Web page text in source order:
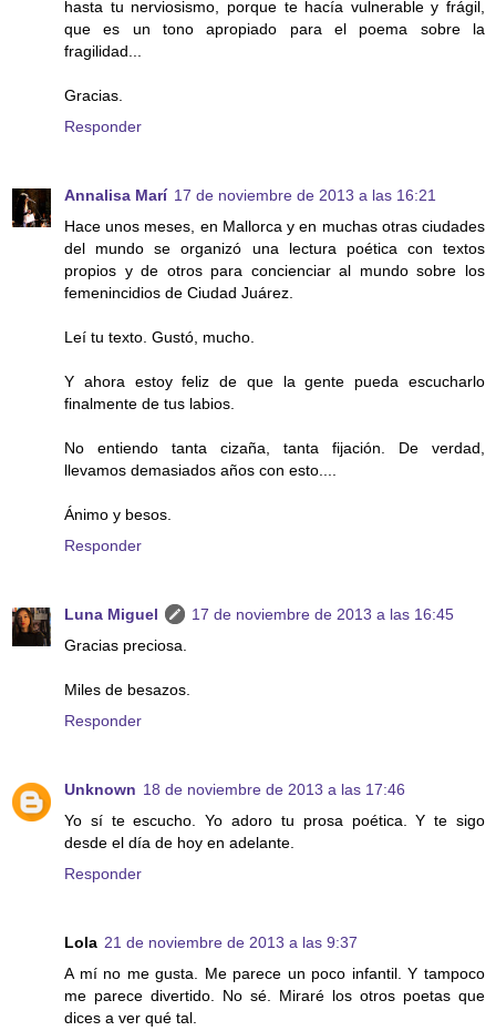
hasta tu nerviosismo, porque te hacía vulnerable y frágil,
que es un tono apropiado para el poema sobre la
fragilidad...
Gracias.
Responder
Annalisa Marí 17 de noviembre de 2013 a las 16:21
Hace unos meses, en Mallorca y en muchas otras ciudades
del mundo se organizó una lectura poética con textos
propios y de otros para concienciar al mundo sobre los
femenincidios de Ciudad Juárez.
Leí tu texto. Gustó, mucho.
Y ahora estoy feliz de que la gente pueda escucharlo
finalmente de tus labios.
No entiendo tanta cizaña, tanta fijación. De verdad,
llevamos demasiados años con esto....
Ánimo y besos.
Responder
Luna Miguel
17 de noviembre de 2013 a las 16:45
Gracias preciosa.
Miles de besazos.
Responder
Unknown 18 de noviembre de 2013 a las 17:46
Yo sí te escucho. Yo adoro tu prosa poética. Y te sigo
desde el día de hoy en adelante.
Responder
Lola 21 de noviembre de 2013 a las 9:37
A mí no me gusta. Me parece un poco infantil. Y tampoco
me parece divertido. No sé. Miraré los otros poetas que
dices a ver qué tal.